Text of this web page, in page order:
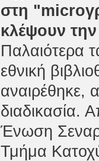
στη
κλέψουν
Παλαιότερα
εθνική
αναιρέθηκε,
διαδικασία.
Ένωση
Τμήμα